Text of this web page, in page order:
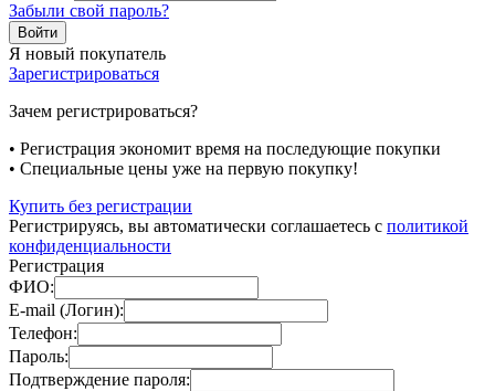
Забыли свой пароль?
Я новый покупатель
Зарегистрироваться
Зачем регистрироваться?
• Регистрация экономит время на последующие покупки
• Специальные цены уже на первую покупку!
Купить без регистрации
Регистрируясь, вы автоматически соглашаетесь с политикой
конфиденциальности
Регистрация
ФИО:
E-mail (Логин):
Телефон:
Пароль:
Подтверждение пароля: